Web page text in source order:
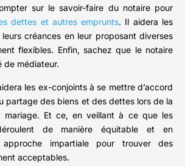
sur le savoir-faire du notaire pour
dettes et autres emprunts. Il aidera les
créances en leur proposant diverses
flexibles. Enfin, sachez que le notaire
de médiateur.
les ex-conjoints à se mettre d’accord
partage des biens et des dettes lors de la
mariage. Et ce, en veillant à ce que les
de manière équitable et en
approche impartiale pour trouver des
acceptables.